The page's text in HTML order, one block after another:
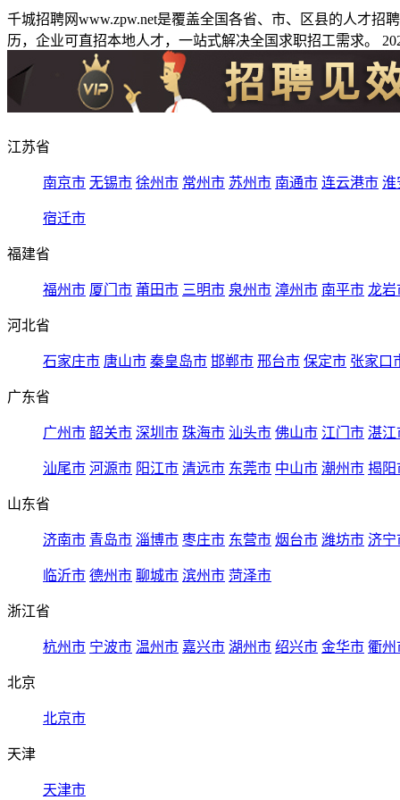
千城招聘网www.zpw.net是覆盖全国各省、市、区县的人才
历，企业可直招本地人才，一站式解决全国求职招工需求。
江苏省
南京市 无锡市 徐州市 常州市 苏州市 南通市 连云港市 淮
宿迁市
福建省
福州市 厦门市 莆田市 三明市 泉州市 漳州市 南平市 龙岩
河北省
石家庄市 唐山市 秦皇岛市 邯郸市 邢台市 保定市 张家口
广东省
广州市 韶关市 深圳市 珠海市 汕头市 佛山市 江门市 湛江
汕尾市 河源市 阳江市 清远市 东莞市 中山市 潮州市 揭阳
山东省
济南市 青岛市 淄博市 枣庄市 东营市 烟台市 潍坊市 济宁
临沂市 德州市 聊城市 滨州市 菏泽市
浙江省
杭州市 宁波市 温州市 嘉兴市 湖州市 绍兴市 金华市 衢州
北京
北京市
天津
天津市